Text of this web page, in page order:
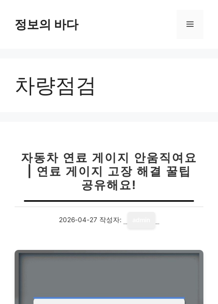
정보의 바다 메
차량점검
자동차 연료 게이지 안움직여요
| 연료 게이지 고장 해결 꿀팁
공유해요!
2026-04-27 작성자: